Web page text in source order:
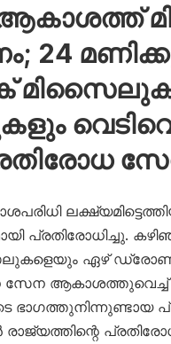
പ്രതിരോധിച്ചു.
ഏഴ്
സേന ആകാശത്തുവെച്ച്
ഭാഗത്തുനിന്നുണ്ടായ
രാജ്യത്തിന്റെ